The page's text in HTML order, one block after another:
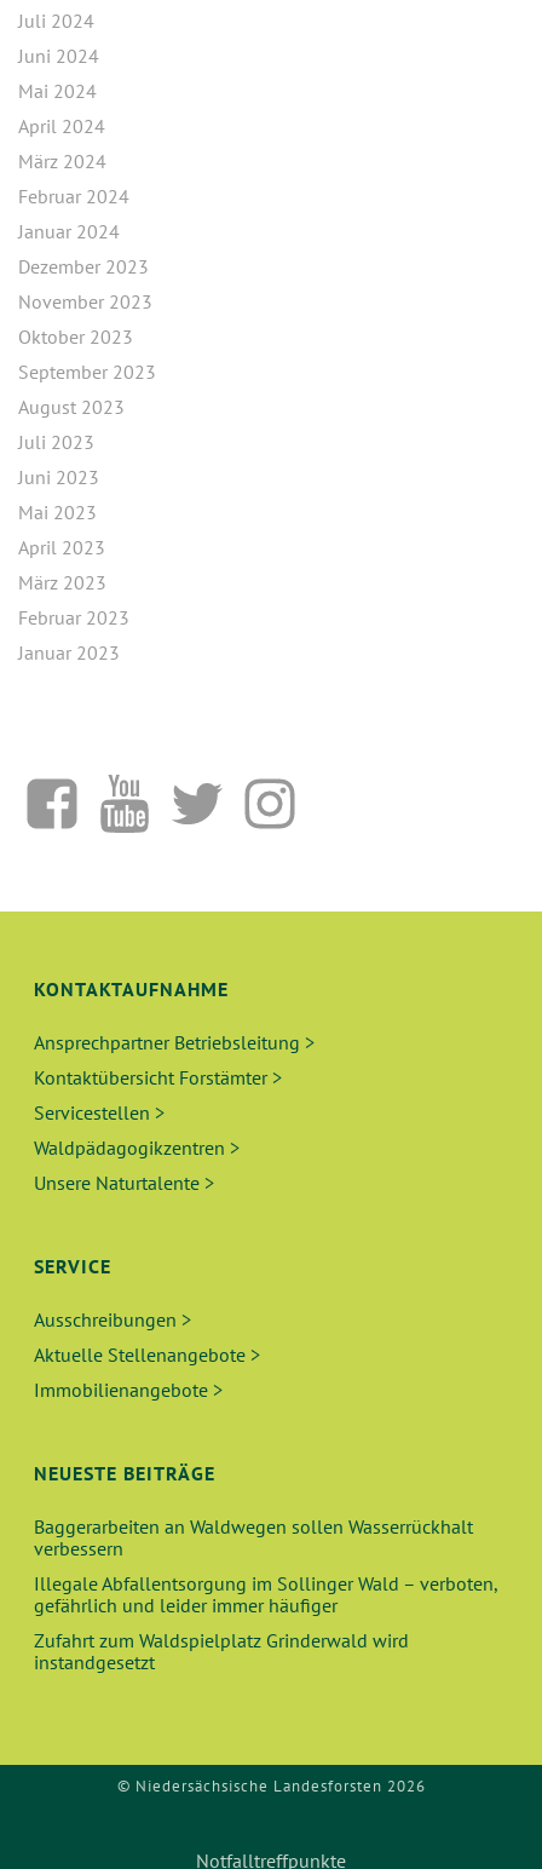
Juli 2024
Juni 2024
Mai 2024
April 2024
März 2024
Februar 2024
Januar 2024
Dezember 2023
November 2023
Oktober 2023
September 2023
August 2023
Juli 2023
Juni 2023
Mai 2023
April 2023
März 2023
Februar 2023
Januar 2023
KONTAKTAUFNAHME
Ansprechpartner Betriebsleitung >
Kontaktübersicht Forstämter >
Servicestellen >
Waldpädagogikzentren >
Unsere Naturtalente >
SERVICE
Ausschreibungen >
Aktuelle Stellenangebote >
Immobilienangebote >
NEUESTE BEITRÄGE
Baggerarbeiten an Waldwegen sollen Wasserrückhalt
verbessern
Illegale Abfallentsorgung im Sollinger Wald – verboten,
gefährlich und leider immer häufiger
Zufahrt zum Waldspielplatz Grinderwald wird
instandgesetzt
© Niedersächsische Landesforsten 2026
Notfalltreffpunkte